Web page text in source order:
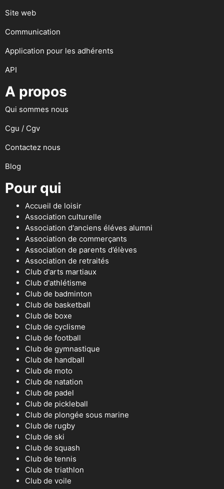
Site web
Communication
Application pour les adhérents
API
A propos
Qui sommes nous
Cgu / Cgv
Contactez nous
Blog
Pour qui
Accueil de loisir
Association culturelle
Association d'anciens éléves alumni
Association de commerçants
Association de parents d’élèves
Association de retraités
Club d'arts martiaux
Club d'athlétisme
Club de badminton
Club de basketball
Club de boxe
Club de cyclisme
Club de football
Club de gymnastique
Club de handball
Club de moto
Club de natation
Club de padel
Club de pickleball
Club de plongée sous marine
Club de rugby
Club de ski
Club de squash
Club de tennis
Club de triathlon
Club de voile